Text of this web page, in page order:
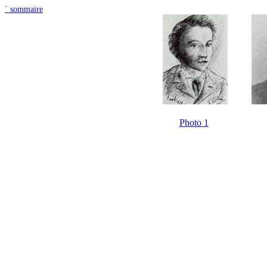
` sommaire
Photo 1